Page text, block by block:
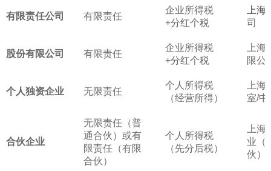
有限责任公司 有限责任
企业所得税
+分红个税
上海
司
股份有限公司 有限责任
企业所得税
+分红个税
上
限公
个人独资企业 无限责任
个人所得税
（经营所得）
上
室/中
合伙企业
无限责任（普
通合伙）或有
限责任（有限
合伙）
个人所得税
（先分后税）
上
业（
伙）